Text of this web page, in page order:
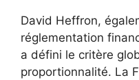
David Heffron,
réglementation
a défini le critère
proportionnalité. La